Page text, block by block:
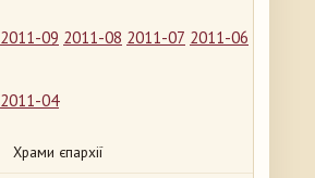
2011-09 2011-08 2011-07 2011-06
2011-04
Храми єпархії